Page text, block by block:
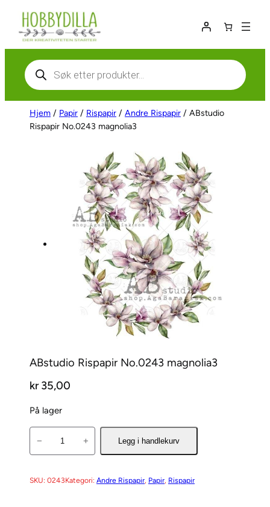
Hopp
innhold
Products
search
Hjem / Papir / Rispapir / Andre Rispapir / ABstudio
Rispapir No.0243 magnolia3
ABstudio Rispapir No.0243 magnolia3
kr35,00
På lager
t
− + Legg i handlekurv
SKU: 0243Kategori: Andre Rispapir, Papir, Rispapir